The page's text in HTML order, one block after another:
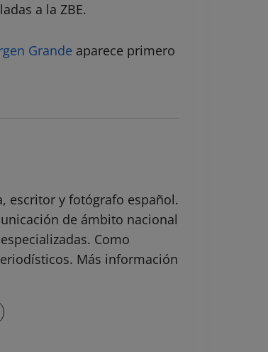
a la ZBE.
Grande aparece primero
escritor y fotógrafo español.
de ámbito nacional
Como
Más información